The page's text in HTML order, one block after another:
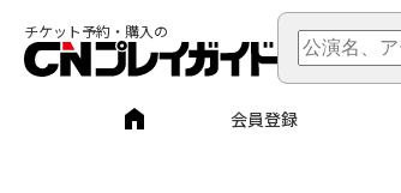
チケット予約・購入の
会員登録